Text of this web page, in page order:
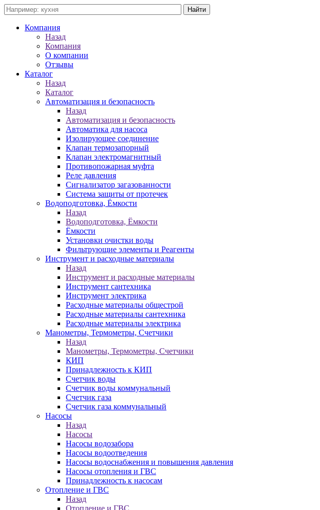
Компания
Назад
Компания
О компании
Отзывы
Каталог
Назад
Каталог
Автоматизация и безопасность
Назад
Автоматизация и безопасность
Автоматика для насоса
Изолирующее соединение
Клапан термозапорный
Клапан электромагнитный
Противопожарная муфта
Реле давления
Сигнализатор загазованности
Система защиты от протечек
Водоподготовка, Ёмкости
Назад
Водоподготовка, Ёмкости
Ёмкости
Установки очистки воды
Фильтрующие элементы и Реагенты
Инструмент и расходные материалы
Назад
Инструмент и расходные материалы
Инструмент сантехника
Инструмент электрика
Расходные материалы общестрой
Расходные материалы сантехника
Расходные материалы электрика
Манометры, Термометры, Счетчики
Назад
Манометры, Термометры, Счетчики
КИП
Принадлежность к КИП
Счетчик воды
Счетчик воды коммунальный
Счетчик газа
Счетчик газа коммунальный
Насосы
Назад
Насосы
Насосы водозабора
Насосы водоотведения
Насосы водоснабжения и повышения давления
Насосы отопления и ГВС
Принадлежность к насосам
Отопление и ГВС
Назад
Отопление и ГВС